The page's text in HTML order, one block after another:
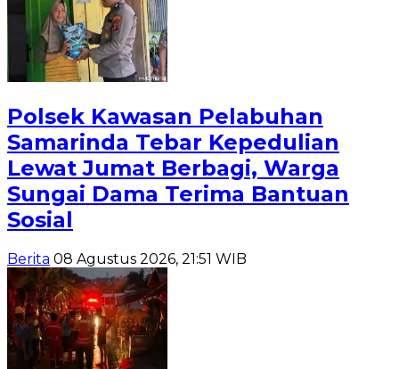
Polsek Kawasan Pelabuhan
Samarinda Tebar Kepedulian
Lewat Jumat Berbagi, Warga
Sungai Dama Terima Bantuan
Sosial
Berita 08 Agustus 2026, 21:51 WIB